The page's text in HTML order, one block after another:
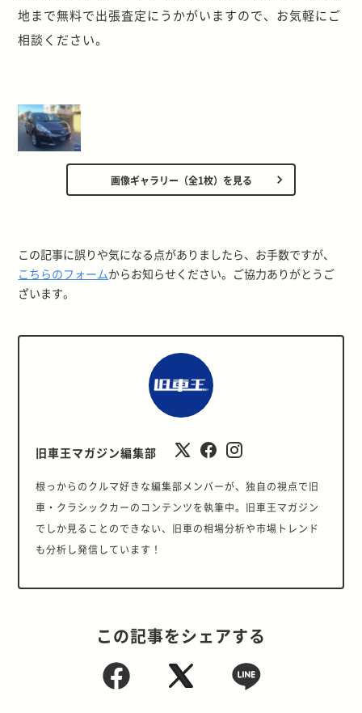
地まで無料で出張査定にうかがいますので、お気軽にご
相談ください。
画像ギャラリー（全1枚）を見る
この記事に誤りや気になる点がありましたら、お手数ですが、
こちらのフォームからお知らせください。ご協力ありがとうご
ざいます。
旧車王マガジン編集部
根っからのクルマ好きな編集部メンバーが、独自の視点で旧
車・クラシックカーのコンテンツを執筆中。旧車王マガジン
でしか見ることのできない、旧車の相場分析や市場トレンド
も分析し発信しています！
この記事をシェアする